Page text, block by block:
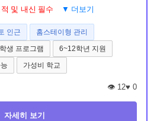
및 내신 필수 ▼ 더보기
인근
홈스테이형 관리
생 프로그램
6~12학년 지원
가성비 학교
👁️ 12♥ 0
자세히 보기